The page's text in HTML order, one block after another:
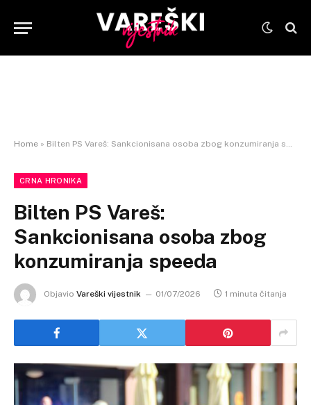
Home » Bilten PS Vareš: Sankcionisana osoba zbog konzumiranja speeda
CRNA HRONIKA
Bilten PS Vareš:
Sankcionisana osoba zbog
konzumiranja speeda
Objavio Vareški vijestnik 01/07/2026 1 minuta čitanja